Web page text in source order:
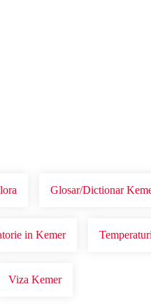
Glosar/Dictionar
in Kemer
Viza Kemer